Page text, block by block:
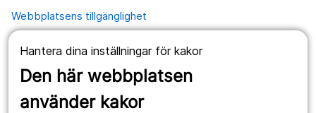
Hantera dina inställningar för kakor
Den här webbplatsen
använder kakor
Webbplatsens tillgänglighet
Våra webbplatser
1177.se